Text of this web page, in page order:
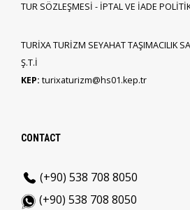
TUR SÖZLEŞMESİ - İPTAL VE İADE
TURİXA TURİZM SEYAHAT TAŞIMACILIK
Ş.T.İ
KEP: turixaturizm@hs01.kep.tr
CONTACT
(+90) 538 708 8050
(+90) 538 708 8050